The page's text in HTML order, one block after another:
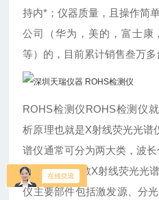
持内*；仪器质量，且操作简
公司（华为，美的，富士康
等）的，目前累计销售叁万多
ROHS检测仪ROHS检测仪
析原理也就是X射线荧光光谱
谱仪通常可分为两大类，波
RF)和能量色散X射线荧光光
仪主要部件包括激发源、分